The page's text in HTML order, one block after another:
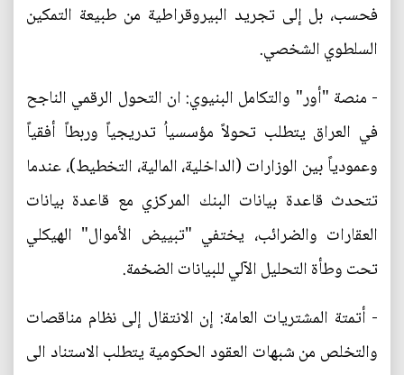
فحسب، بل إلى تجريد البيروقراطية من طبيعة التمكين
السلطوي الشخصي.
- منصة "أور" والتكامل البنيوي: ان التحول الرقمي الناجح
في العراق يتطلب تحولاً مؤسسياُ تدريجياً وربطاً أفقياً
وعمودياً بين الوزارات (الداخلية، المالية، التخطيط)، عندما
تتحدث قاعدة بيانات البنك المركزي مع قاعدة بيانات
العقارات والضرائب، يختفي "تبييض الأموال" الهيكلي
تحت وطأة التحليل الآلي للبيانات الضخمة.
- أتمتة المشتريات العامة: إن الانتقال إلى نظام مناقصات
والتخلص من شبهات العقود الحكومية يتطلب الاستناد الى